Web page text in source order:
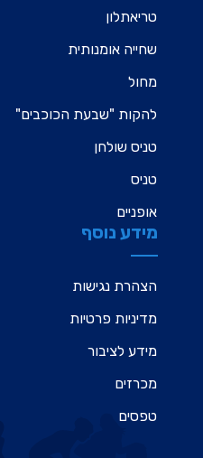
טריאתלון
שחייה אומנותית
מחול
להקות "שבעת הכוכבים"
טניס שולחן
טניס
אופניים
מידע נוסף
הצהרת נגישות
מדיניות פרטיות
מידע לציבור
מכרזים
טפסים